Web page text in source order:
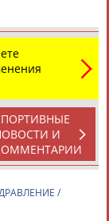
(прямая
Афиногенов,
Казанский,
И
/